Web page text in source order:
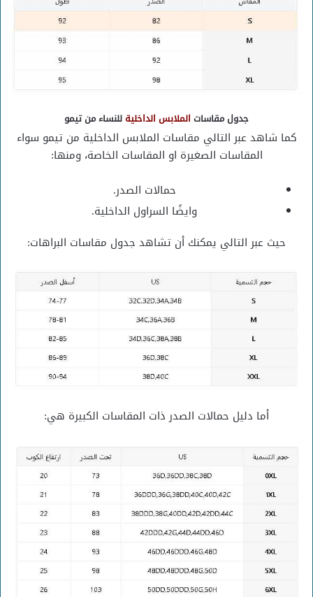
جدول مقاسات الملابس الداخليةللنساء من تيمو
كما شاهد عبر التالي مقاسات الملابس الداخلية من تيمو سواء
المقاسات الصغيرة او المقاسات الخاصة، ومنها:
حمالات الصدر.
وايضًا السراول الداخلية.
حيث عبر التالي يمكنك أن تشاهد جدول مقاسات البراهات:
أما دليل حمالات الصدر ذات المقاسات الكبيرة هي: